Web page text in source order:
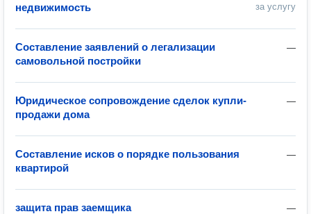
за услугу
недвижимость
—
Составление заявлений о легализации
самовольной постройки
—
Юридическое сопровождение сделок купли-
продажи дома
—
Составление исков о порядке пользования
квартирой
—
защита прав заемщика